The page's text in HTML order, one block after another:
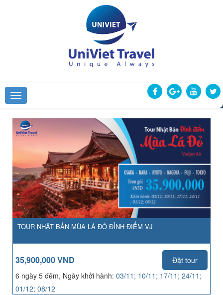
TOUR NHẬT BẢN MÙA LÁ ĐỎ ĐỈNH ĐIỂM VJ
35,900,000 VND
Đặt tour
6 ngày 5 đêm, Ngày khởi hành: 03/11; 10/11; 17/11; 24/11;
01/12; 08/12